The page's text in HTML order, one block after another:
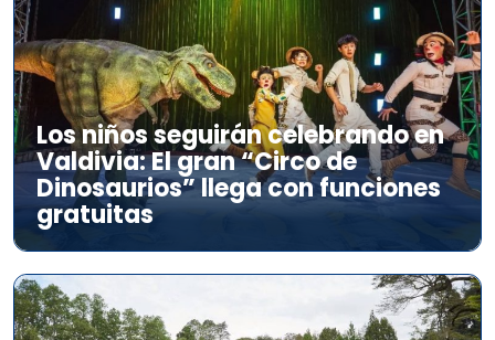
Los niños seguirán celebrando en
Valdivia: El gran “Circo de
Dinosaurios” llega con funciones
gratuitas